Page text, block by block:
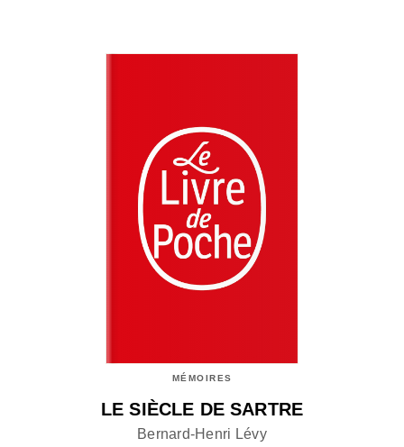
MÉMOIRES
LE SIÈCLE DE SARTRE
Bernard-Henri Lévy